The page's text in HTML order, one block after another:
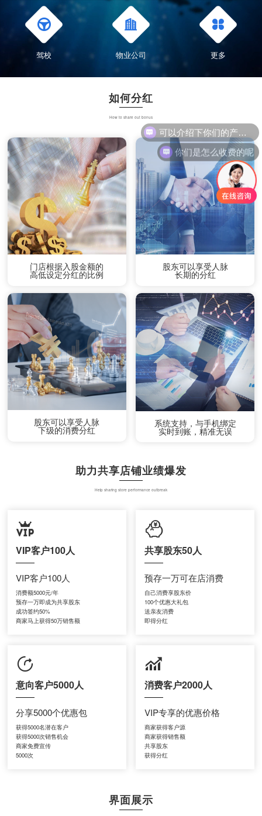
驾校 物业公司 更多
如何分红
How to share out bonus
门店根据入股金额的
高低设定分红的比例
股东可以享受人脉
长期的分红
股东可以享受人脉
下级的消费分红
系统支持，与手机绑定
实时到账，精准无误
助力共享店铺业绩爆发
Help sharing store performance outbreak
VIP客户100人
VIP客户100人
消费额5000元/年
预存一万即成为共享股东
成功签约50%
商家马上获得50万销售额
共享股东50人
预存一万可在店消费
自己消费享股东价
100个优惠大礼包
送亲友消费
即得分红
意向客户5000人
分享5000个优惠包
获得5000名潜在客户
获得5000次销售机会
商家免费宣传
5000次
消费客户2000人
VIP专享的优惠价格
商家获得客户源
商家获得销售额
共享股东
获得分红
界面展示
你们是怎么收费的呢